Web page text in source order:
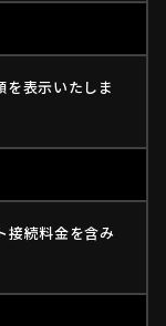
を表示いたしま
接続料金を含み